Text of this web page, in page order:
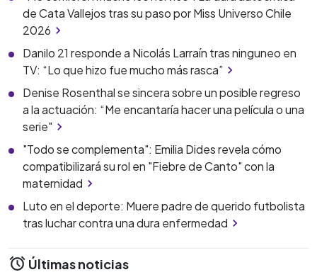
de Cata Vallejos tras su paso por Miss Universo Chile
2026
Danilo 21 responde a Nicolás Larraín tras ninguneo en
TV: “Lo que hizo fue mucho más rasca”
Denise Rosenthal se sincera sobre un posible regreso
a la actuación: “Me encantaría hacer una película o una
serie"
"Todo se complementa": Emilia Dides revela cómo
compatibilizará su rol en "Fiebre de Canto" con la
maternidad
Luto en el deporte: Muere padre de querido futbolista
tras luchar contra una dura enfermedad
Últimas noticias